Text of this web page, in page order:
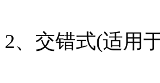
2、交错式(适用